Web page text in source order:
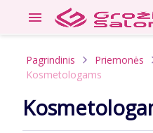

Pagrindinis Priemonės
Kosmetologams